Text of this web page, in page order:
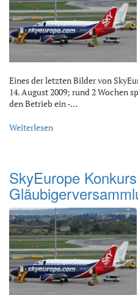
Eines der letzten Bilder von
14. August 2009; rund 2 Wochen
den Betrieb ein -…
Weiterlesen
SkyEurope